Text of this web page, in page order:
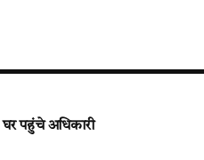
पहुंचे अधिकारी